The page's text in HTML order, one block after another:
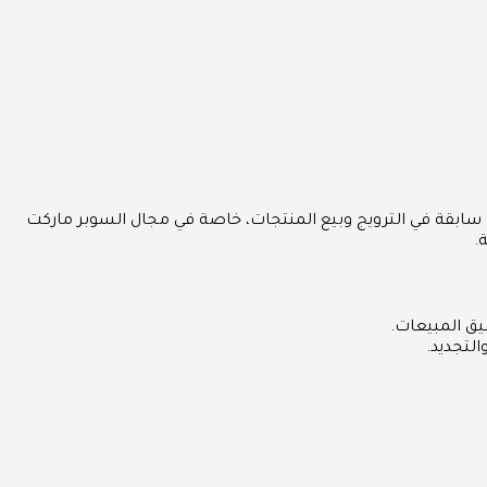
في الترويج وبيع المنتجات، خاصة في مجال السوبر ماركت